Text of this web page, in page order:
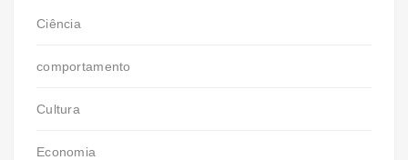
Ciência
comportamento
Cultura
Economia